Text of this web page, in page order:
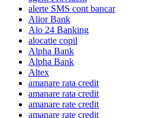
alerte SMS cont bancar
Alior Bank
Alo 24 Banking
alocatie copil
Alpha Bank
Alpha Bank
Altex
amanare rata credit
amanare rata credit
amanare rate credit
amanare rate credit